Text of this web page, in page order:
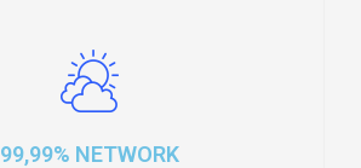
99,99% NETWORK